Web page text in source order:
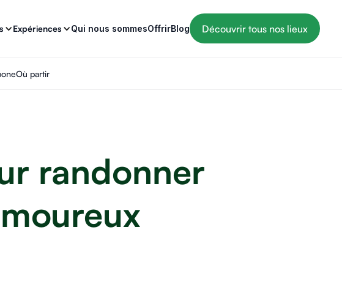
Expériences Qui nous sommesOffrirBlog Découvrir tous nos lieux
Où partir
randonner